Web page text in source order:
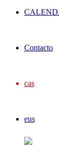
Contacto
cas
eus